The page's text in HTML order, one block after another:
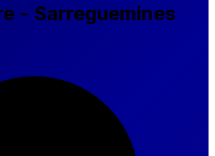
- Sarreguemines